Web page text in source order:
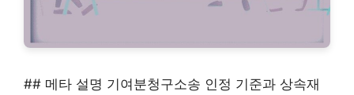
## 메타 설명 기여분청구소송 인정 기준과 상속재